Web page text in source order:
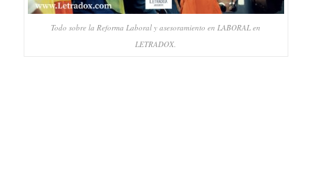
Todo sobre la Reforma Laboral y asesoramiento en LABORAL en
LETRADOX.